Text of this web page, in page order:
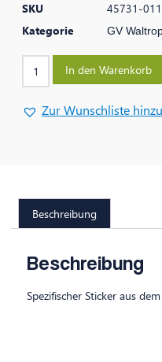
SKU
45731-
Kategorie
GV
In den Warenkorb
Zur Wunschliste
Beschreibung
Beschreibung
Spezifischer Sticker aus